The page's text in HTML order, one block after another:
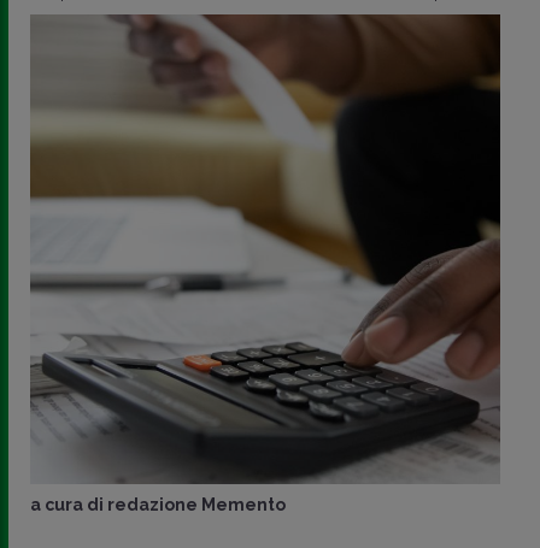
a cura di redazione Memento